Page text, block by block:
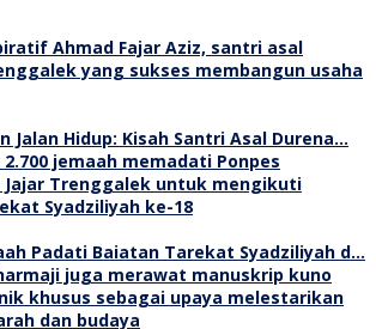
Jalan Hidup: Kisah Santri Asal Durena…
Padati Baiatan Tarekat Syadziliyah d…